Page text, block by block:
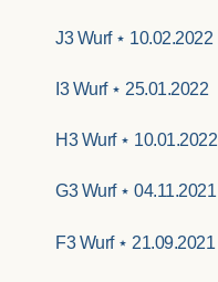
J3 Wurf ⋆ 10.02.2022
I3 Wurf ⋆ 25.01.2022
H3 Wurf ⋆ 10.01.2022
G3 Wurf ⋆ 04.11.2021
F3 Wurf ⋆ 21.09.2021